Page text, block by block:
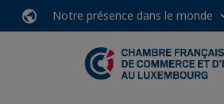
Notre présence dans le monde